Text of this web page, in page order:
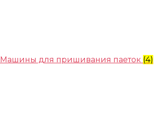
Машины для пришивания паеток (4)